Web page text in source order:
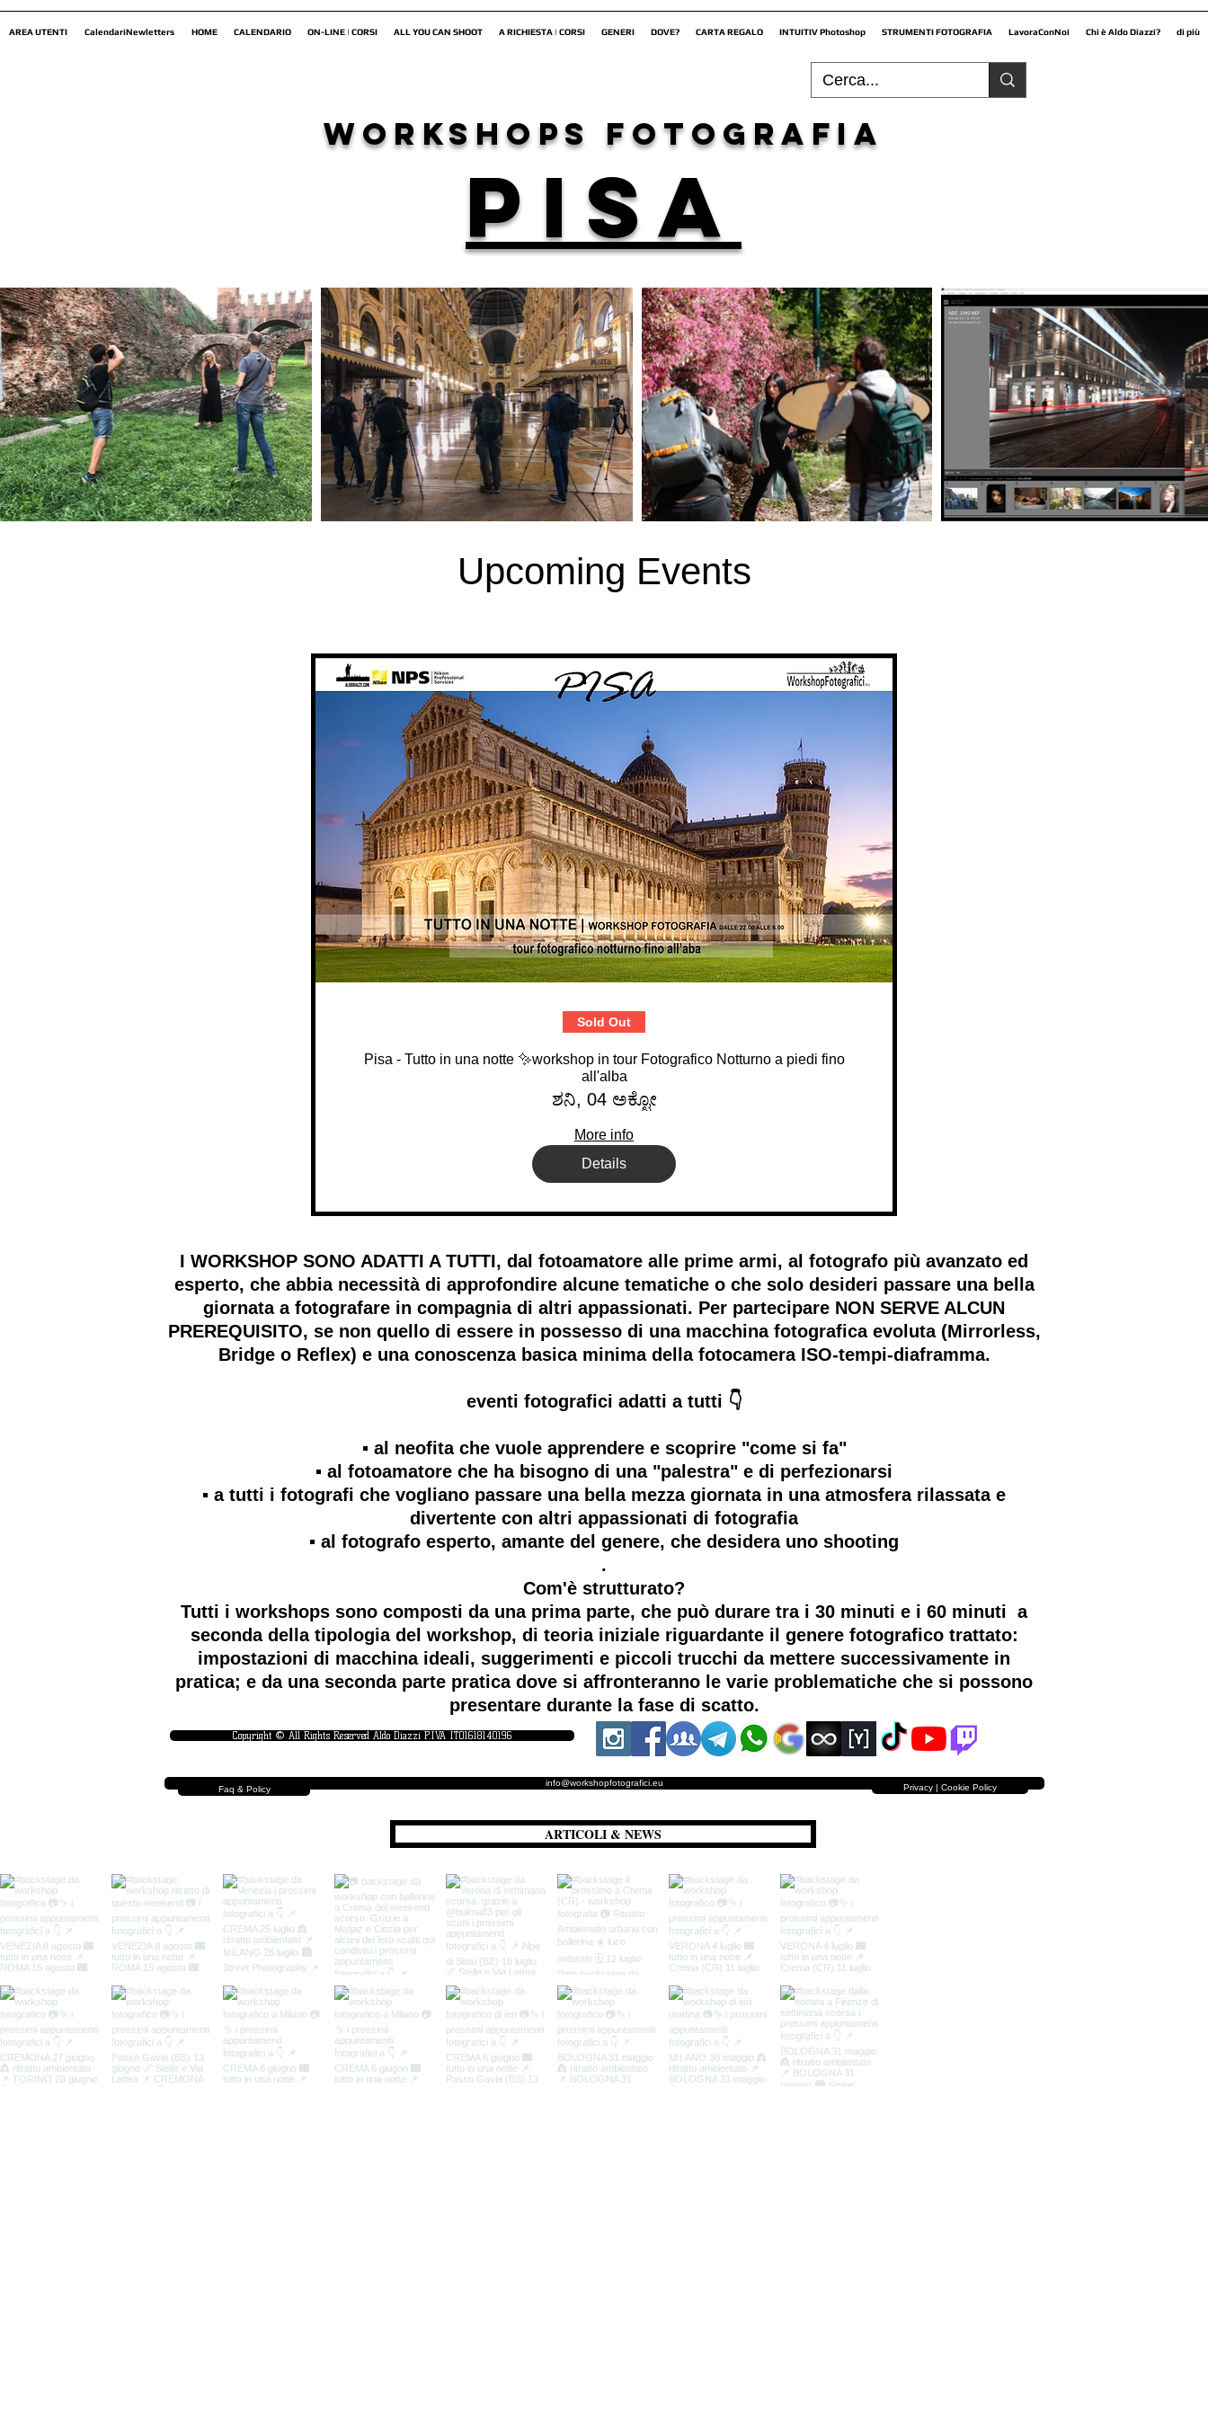
AREA UTENTI CalendariNewletters HOME CALENDARIO ON-LINE | CORSI ALL YOU CAN SHOOT A RICHIESTA | CORSI GENERI DOVE? CARTA REGALO INTUITIV Photoshop STRUMENTI FOTOGRAFIA LavoraConNoi Chi è Aldo Diazzi? di più
workshops fotografia
PISA
Upcoming Events
Sold Out
Pisa - Tutto in una notte ✨workshop in tour Fotografico Notturno a piedi fino
all'alba
ಶನಿ, 04 ಅಕ್ಟೋ
More info
Details
I WORKSHOP SONO ADATTI A TUTTI, dal fotoamatore alle prime armi, al fotografo più avanzato ed
esperto, che abbia necessità di approfondire alcune tematiche o che solo desideri passare una bella
giornata a fotografare in compagnia di altri appassionati. Per partecipare NON SERVE ALCUN
PREREQUISITO, se non quello di essere in possesso di una macchina fotografica evoluta (Mirrorless,
Bridge o Reflex) e una conoscenza basica minima della fotocamera ISO-tempi-diaframma.
eventi fotografici adatti a tutti 👇
▪️ al neofita che vuole apprendere e scoprire "come si fa"
▪️ al fotoamatore che ha bisogno di una "palestra" e di perfezionarsi
▪️ a tutti i fotografi che vogliano passare una bella mezza giornata in una atmosfera rilassata e
divertente con altri appassionati di fotografia
▪️ al fotografo esperto, amante del genere, che desidera uno shooting
.
Com'è strutturato?
Tutti i workshops sono composti da una prima parte, che può durare tra i 30 minuti e i 60 minuti a
seconda della tipologia del workshop, di teoria iniziale riguardante il genere fotografico trattato:
impostazioni di macchina ideali, suggerimenti e piccoli trucchi da mettere successivamente in
pratica; e da una seconda parte pratica dove si affronteranno le varie problematiche che si possono
presentare durante la fase di scatto.
info@workshopfotografici.eu Privacy | Cookie Policy
Faq & Policy
Copyright © All Rights Reserved Aldo Diazzi P.IVA IT01618140196
ARTICOLI & NEWS